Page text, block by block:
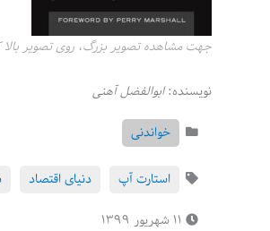
جهت مشاهده تصویر بزرگ، روی تصویر بالا
نویسنده:ابوالفضل آهنی
خواندنی
استارت آپ دنیای اقتصاد